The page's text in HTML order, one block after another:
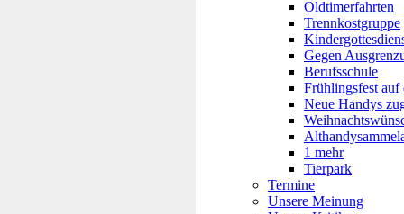
Oldtimerfahrten
Trennkostgruppe
Gegen
Berufsschule
Frühlingsfest auf
Neue Handys
1 mehr
Tierpark
Termine
Unsere Meinung